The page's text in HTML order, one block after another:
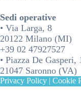
Sedi operative
• Via Larga, 8
20122 Milano (MI)
+39 02 47927527
• Piazza De Gasperi,
21047 Saronno (VA)
Privacy Policy | Cookie